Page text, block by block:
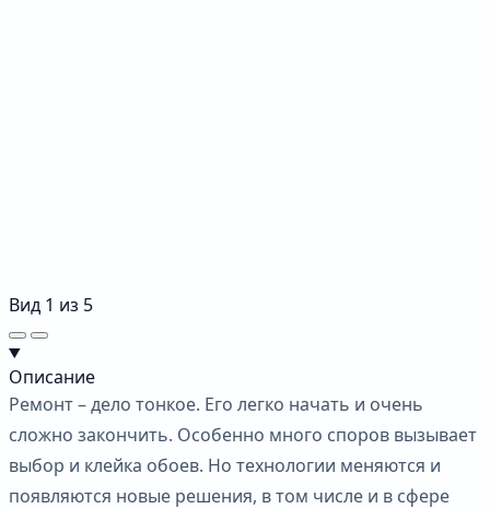
Вид 1 из 5
Описание
Ремонт – дело тонкое. Его легко начать и очень
сложно закончить. Особенно много споров вызывает
выбор и клейка обоев. Но технологии меняются и
появляются новые решения, в том числе и в сфере